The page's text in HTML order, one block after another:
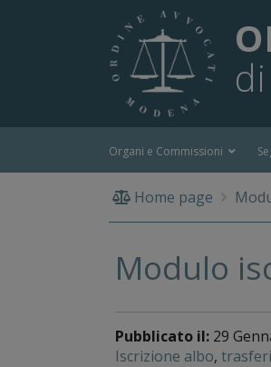
Organi e Commissioni
Home page
Modulo
Pubblicato il: 29
Iscrizione albo,